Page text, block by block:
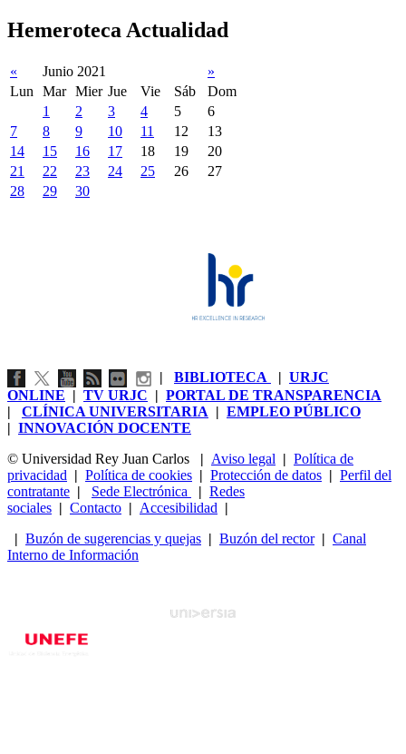
Hemeroteca Actualidad
« Junio 2021
»
Lun
Mar Mier Jue Vie Sáb
Dom
1
2 3 4 5
6
7
8 9 10 11 12
13
14
15 16 17 18 19
20
21
22 23 24 25 26
27
28
29 30
| BIBLIOTECA | URJC
ONLINE | TV URJC | PORTAL DE TRANSPARENCIA
| CLÍNICA UNIVERSITARIA | EMPLEO PÚBLICO
| INNOVACIÓN DOCENTE
© Universidad Rey Juan Carlos
| Aviso legal | Política de
privacidad | Política de cookies | Protección de datos | Perfil del
contratante | Sede Electrónica | Redes
sociales | Contacto | Accesibilidad |
| Buzón de sugerencias y quejas | Buzón del rector| Canal
Interno de Información